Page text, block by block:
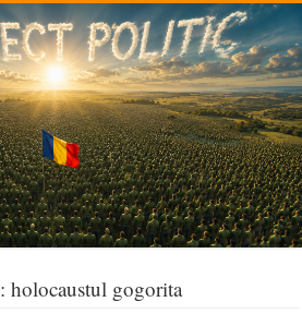
holocaustul gogorita